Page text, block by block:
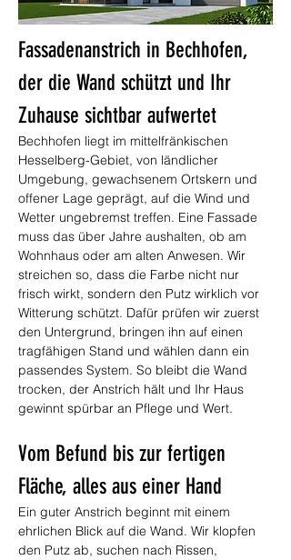
Fassadenanstrich in Bechhofen,
der die Wand schützt und Ihr
Zuhause sichtbar aufwertet
Bechhofen liegt im mittelfränkischen
Hesselberg-Gebiet, von ländlicher
Umgebung, gewachsenem Ortskern und
offener Lage geprägt, auf die Wind und
Wetter ungebremst treffen. Eine Fassade
muss das über Jahre aushalten, ob am
Wohnhaus oder am alten Anwesen. Wir
streichen so, dass die Farbe nicht nur
frisch wirkt, sondern den Putz wirklich vor
Witterung schützt. Dafür prüfen wir zuerst
den Untergrund, bringen ihn auf einen
tragfähigen Stand und wählen dann ein
passendes System. So bleibt die Wand
trocken, der Anstrich hält und Ihr Haus
gewinnt spürbar an Pflege und Wert.
Vom Befund bis zur fertigen
Fläche, alles aus einer Hand
Ein guter Anstrich beginnt mit einem
ehrlichen Blick auf die Wand. Wir klopfen
den Putz ab, suchen nach Rissen,